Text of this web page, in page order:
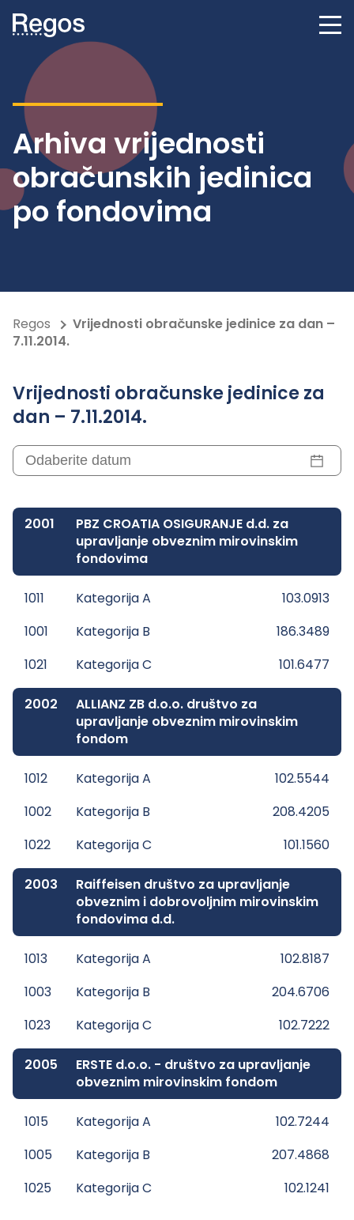
Arhiva vrijednosti
obračunskih jedinica
po fondovima
Regos
Vrijednosti obračunske jedinice za dan –
7.11.2014.
Vrijednosti obračunske jedinice za
dan – 7.11.2014.
2001
PBZ CROATIA OSIGURANJE d.d. za
upravljanje obveznim mirovinskim
fondovima
1011 Kategorija A
103.0913
1001
Kategorija B
186.3489
1021
Kategorija C 101.6477
2002
ALLIANZ ZB d.o.o. društvo za
upravljanje obveznim mirovinskim
fondom
1012 Kategorija A
102.5544
1002
Kategorija B
208.4205
1022
Kategorija C 101.1560
2003
Raiffeisen društvo za upravljanje
obveznim i dobrovoljnim mirovinskim
fondovima d.d.
1013 Kategorija A
102.8187
1003
Kategorija B
204.6706
1023
Kategorija C 102.7222
2005
ERSTE d.o.o. - društvo za upravljanje
obveznim mirovinskim fondom
1015 Kategorija A
102.7244
1005
Kategorija B
207.4868
1025
Kategorija C 102.1241